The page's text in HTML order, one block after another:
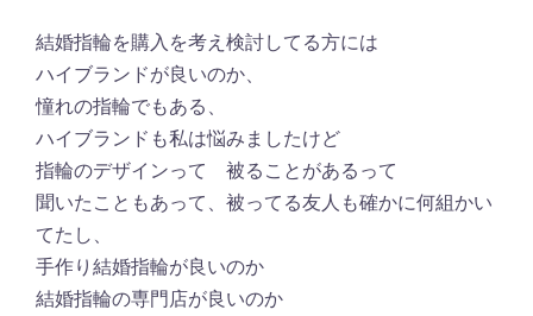
結婚指輪を購入を考え検討してる方には
ハイブランドが良いのか、
憧れの指輪でもある、
ハイブランドも私は悩みましたけど
指輪のデザインって 被ることがあるって
聞いたこともあって、被ってる友人も確かに何組かい
てたし、
手作り結婚指輪が良いのか
結婚指輪の専門店が良いのか